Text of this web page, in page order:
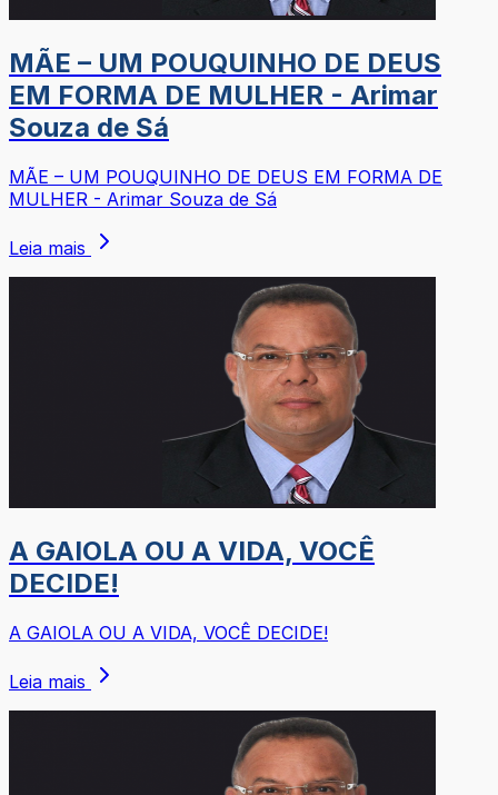
MÃE – UM POUQUINHO DE DEUS
EM FORMA DE MULHER - Arimar
Souza de Sá
MÃE – UM POUQUINHO DE DEUS EM FORMA DE
MULHER - Arimar Souza de Sá
Leia mais
A GAIOLA OU A VIDA, VOCÊ
DECIDE!
A GAIOLA OU A VIDA, VOCÊ DECIDE!
Leia mais